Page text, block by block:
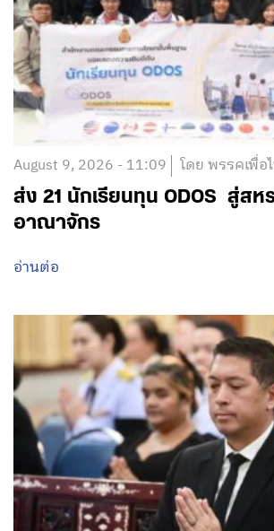
August 9, 2026 - 11:09 โดย พรรคเพื่อ
ส่ง 21 นักเรียนทุน ODOS สู่สห
อาณาจักร
อ่านต่อ